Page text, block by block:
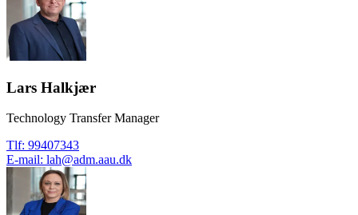
Lars Halkjær
Technology Transfer Manager
Tlf: 99407343
E-mail: lah@adm.aau.dk